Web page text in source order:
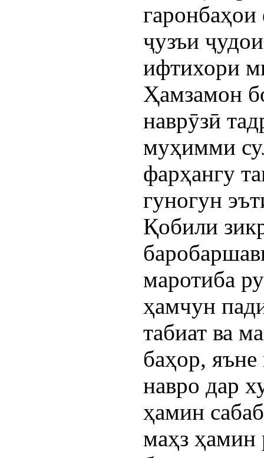
ҷузъи
ифтихори
Ҳамзамон
наврӯзӣ
муҳимми
фарҳангу
гуногун
Қобили
маротиба
ҳамчун
табиат ва
баҳор,
навро дар
ҳамин
маҳз ҳамин